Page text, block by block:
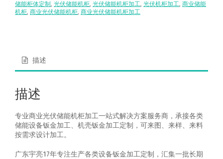
储能柜体定制 , 光伏储能机柜, 光伏储能机柜加工, 光伏机柜加工, 商业储能
机柜, 商业光伏储能机柜, 商业光伏储能机柜加工
描述
描述
专业商业光伏储能机柜加工一站式解决方案服务商，承接各类
储能设备钣金加工、机壳钣金加工定制，可来图、来样、来料
按需求设计加工。
广东宇亮17年专注生产各类设备钣金加工定制，汇集一批长期